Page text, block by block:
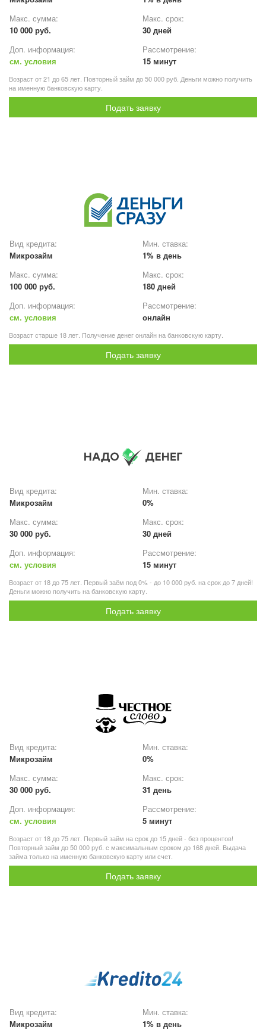
Макс. сумма:
10 000 руб.
Макс. срок:
30 дней
Доп. информация:
см. условия
Рассмотрение:
15 минут
Возраст от 21 до 65 лет. Повторный займ до 50 000 руб. Деньги можно получить
на именную банковскую карту.
Подать заявку
Вид кредита:
Микрозайм
Мин. ставка:
1% в день
Макс. сумма:
100 000 руб.
Макс. срок:
180 дней
Доп. информация:
см. условия
Рассмотрение:
онлайн
Возраст старше 18 лет. Получение денег онлайн на банковскую карту.
Подать заявку
Вид кредита:
Микрозайм
Мин. ставка:
0%
Макс. сумма:
30 000 руб.
Макс. срок:
30 дней
Доп. информация:
см. условия
Рассмотрение:
15 минут
Возраст от 18 до 75 лет. Первый заём под 0% - до 10 000 руб. на срок до 7 дней!
Деньги можно получить на банковскую карту.
Подать заявку
Вид кредита:
Микрозайм
Мин. ставка:
0%
Макс. сумма:
30 000 руб.
Макс. срок:
31 день
Доп. информация:
см. условия
Рассмотрение:
5 минут
Возраст от 18 до 75 лет. Первый займ на срок до 15 дней - без процентов!
Повторный займ до 50 000 руб. с максимальным сроком до 168 дней. Выдача
займа только на именную банковскую карту или счет.
Подать заявку
Вид кредита:
Микрозайм
Мин. ставка:
1% в день